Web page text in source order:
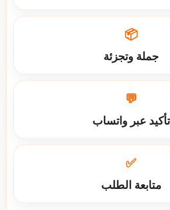
📦
جملة وتجزئة
💬
تأكيد عبر واتساب
✅
متابعة الطلب